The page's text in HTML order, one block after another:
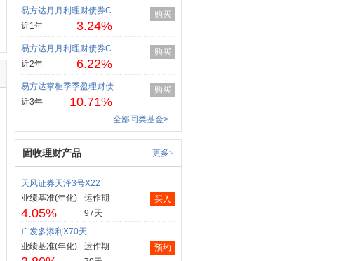
易方达月月利理财债券C
近1年
3.24%
购买
易方达月月利理财债券C
近2年
6.22%
购买
易方达掌柜季季盈理财债
近3年
10.71%
购买
全部同类基金>
固收理财产品 更多>
天风证券天泽3号X22
业绩基准(年化)
运作期
4.05% 97天
买入
广发多添利X70天
业绩基准(年化)
运作期 预约